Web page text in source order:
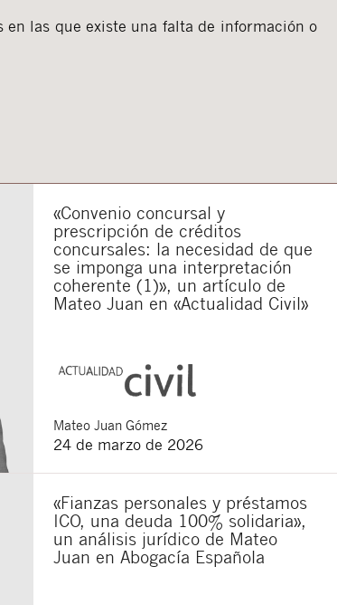
las que existe una falta de información o
«Convenio concursal y
prescripción de créditos
concursales: la necesidad de que
se imponga una interpretación
coherente (1)», un artículo de
Mateo Juan en «Actualidad Civil»
Mateo Juan Gómez
24 de marzo de 2026
«Fianzas personales y préstamos
ICO, una deuda 100% solidaria»,
un análisis jurídico de Mateo
Juan en Abogacía Española